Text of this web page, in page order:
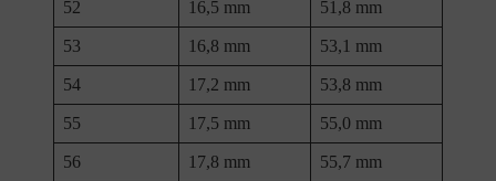
52 16,5 mm 51,8 mm
53 16,8 mm 53,1 mm
54 17,2 mm 53,8 mm
55 17,5 mm 55,0 mm
56 17,8 mm 55,7 mm